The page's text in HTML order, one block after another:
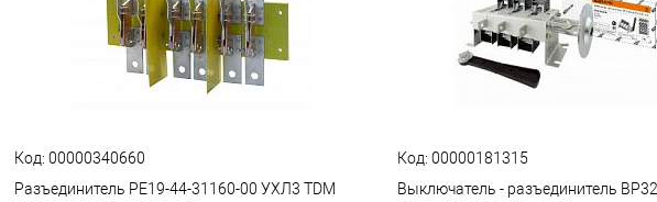
В избранное К сравнению
Код: 00000340660
Разъединитель РЕ19-44-31160-00 УХЛ3 TDM
Код: 00000181315
Выключатель - разъединитель